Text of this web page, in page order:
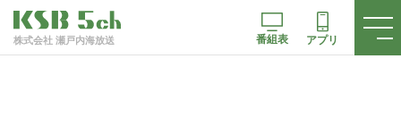
株式会社 瀬戸内海放送 番組表 アプリ